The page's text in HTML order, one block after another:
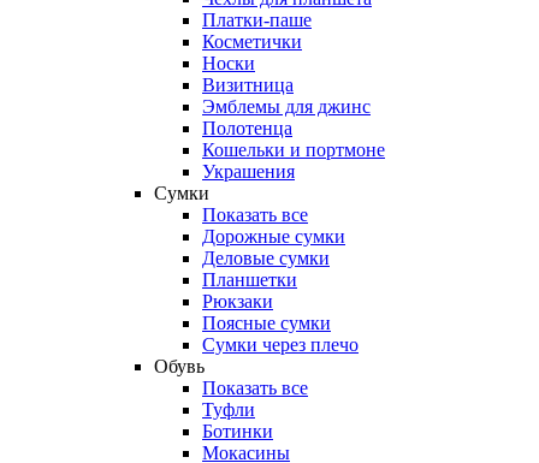
Платки-паше
Косметички
Носки
Визитница
Эмблемы для джинс
Полотенца
Кошельки и портмоне
Украшения
Сумки
Показать все
Дорожные сумки
Деловые сумки
Планшетки
Рюкзаки
Поясные сумки
Сумки через плечо
Обувь
Показать все
Туфли
Ботинки
Мокасины